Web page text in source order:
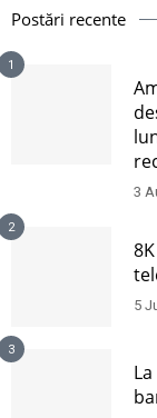
Postări recente
1
3
2
5
3